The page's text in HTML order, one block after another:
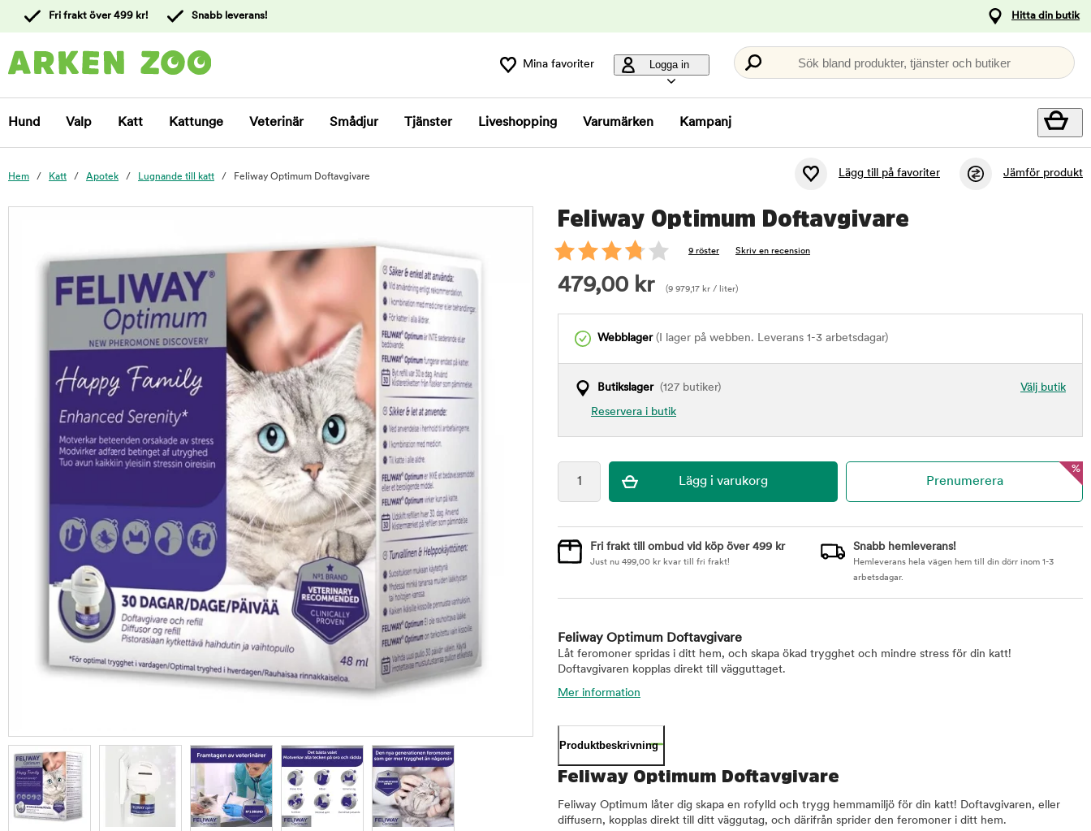
kundtjänst
Fri frakt över 499 kr! Snabb leverans! Hitta din butik
Mina favoriter Logga in Sök bland produkter, tjänster och butiker
Hund Valp Katt Kattunge Veterinär Smådjur Tjänster Liveshopping Varumärken Kampanj
Hem Katt Apotek Lugnande till katt Feliway Optimum Doftavgivare Lägg till på favoriter Jämför produkt
Feliway Optimum Doftavgivare
9 röster Skriv en recension
479,00 kr (9 979,17 kr / liter)
Webblager(I lager på webben. Leverans 1-3 arbetsdagar)
Välj butik
Butikslager(127 butiker)
Reservera i butik
%
Fri frakt till ombud vid köp över 499 kr
Just nu 499,00 kr kvar till fri frakt!
Snabb hemleverans!
Hemleverans hela vägen hem till din dörr inom 1-3
arbetsdagar.
Feliway Optimum Doftavgivare
Låt feromoner spridas i ditt hem, och skapa ökad trygghet och mindre stress för din katt!
Doftavgivaren kopplas direkt till vägguttaget.
Mer information
Produktbeskrivning
Feliway Optimum Doftavgivare
Feliway Optimum låter dig skapa en rofylld och trygg hemmamiljö för din katt! Doftavgivaren, eller
diffusern, kopplas direkt till ditt väggutag, och därifrån sprider den feromoner i ditt hem.